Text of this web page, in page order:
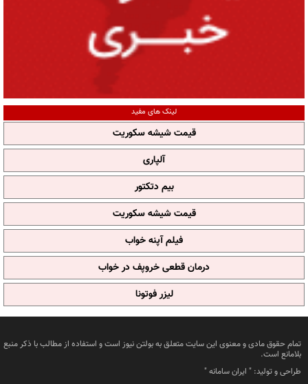
لینک های مفید
قیمت شیشه سکوریت
آلپاری
بیم دتکتور
قیمت شیشه سکوریت
فیلم آپنه خواب
درمان قطعی خروپف در خواب
لیزر فوتونا
تمام حقوق مادی و معنوی این سایت متعلق به بولتن نیوز است و استفاده از مطالب با ذکر منبع
بلامانع است.
طراحی و تولید: " ایران سامانه"